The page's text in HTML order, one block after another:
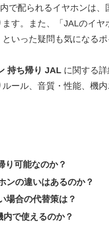
で配られるイヤホンは
す。また、「JALのイ
いった疑問も気になるポ
持ち帰り JAL に関する
ール、音質・性能、機
り可能なのか？
ンの違いはあるのか？
場合の代替策は？
で使えるのか？